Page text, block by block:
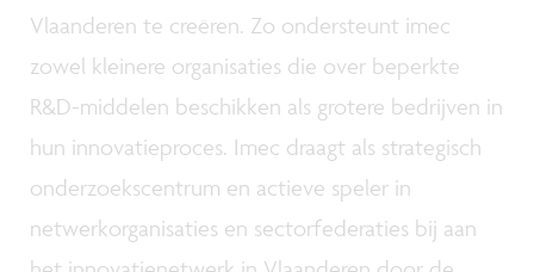
Vlaanderen te creëren. Zo ondersteunt imec
zowel kleinere organisaties die over beperkte
R&D-middelen beschikken als grotere bedrijven in
hun innovatieproces. Imec draagt als strategisch
onderzoekscentrum en actieve speler in
netwerkorganisaties en sectorfederaties bij aan